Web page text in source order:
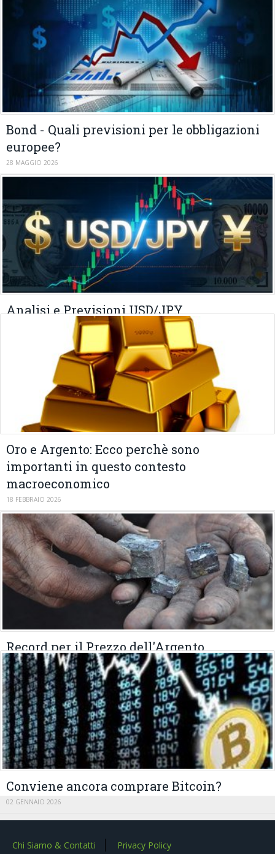
Bond - Quali previsioni per le obbligazioni
europee?
28 MAGGIO 2026
Analisi e Previsioni USD/JPY
Oro e Argento: Ecco perchè sono
importanti in questo contesto
macroeconomico
18 FEBBRAIO 2026
Record per il Prezzo dell'Argento
19 GENNAIO 2026
Conviene ancora comprare Bitcoin?
02 GENNAIO 2026
Chi Siamo & Contatti Privacy Policy